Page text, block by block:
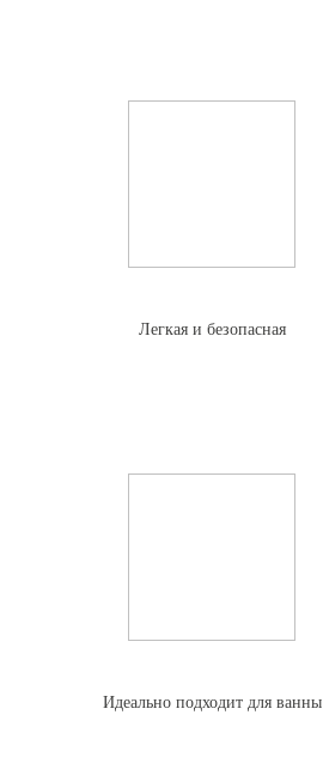
Легкая и безопасная
Идеально подходит для ванны